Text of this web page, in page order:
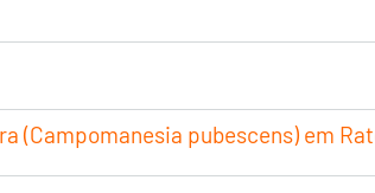
(Campomanesia pubescens) em